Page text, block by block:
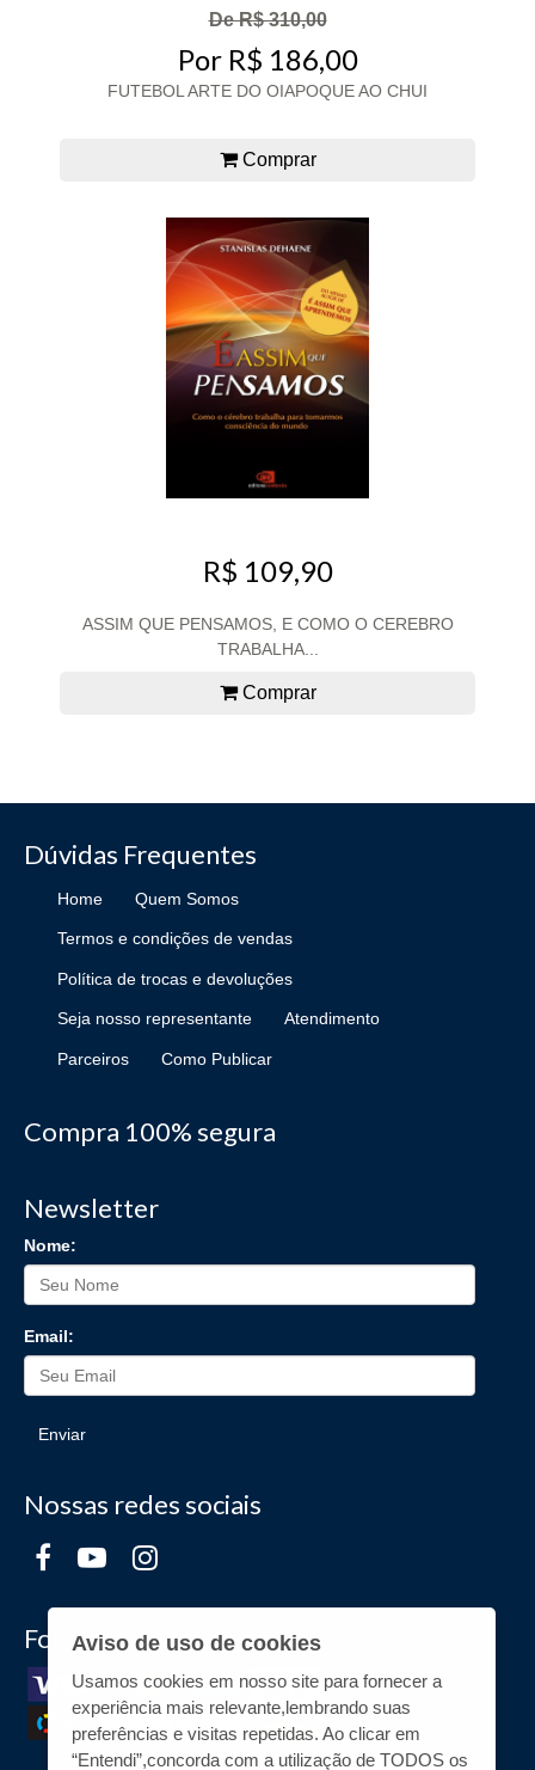
De R$ 310,00
Por R$ 186,00
FUTEBOL ARTE DO OIAPOQUE AO CHUI
Comprar
R$ 109,90
ASSIM QUE PENSAMOS, E COMO O CEREBRO
TRABALHA...
Comprar
Dúvidas Frequentes
Home Quem Somos
Termos e condições de vendas
Política de trocas e devoluções
Seja nosso representante Atendimento
Parceiros Como Publicar
Compra 100% segura
Newsletter
Nome:
Email:
Enviar
Nossas redes sociais
Formas de Pagamento
Aviso de uso de cookies
Usamos cookies em nosso site para fornecer a
experiência mais relevante,lembrando suas
preferências e visitas repetidas. Ao clicar em
“Entendi”,concorda com a utilização de TODOS os